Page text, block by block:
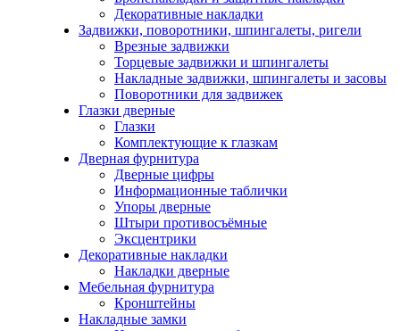
Декоративные накладки
Задвижки, поворотники, шпингалеты, ригели
Врезные задвижки
Торцевые задвижки и шпингалеты
Накладные задвижки, шпингалеты и засовы
Поворотники для задвижек
Глазки дверные
Глазки
Комплектующие к глазкам
Дверная фурнитура
Дверные цифры
Информационные таблички
Упоры дверные
Штыри противосъёмные
Эксцентрики
Декоративные накладки
Накладки дверные
Мебельная фурнитура
Кронштейны
Накладные замки